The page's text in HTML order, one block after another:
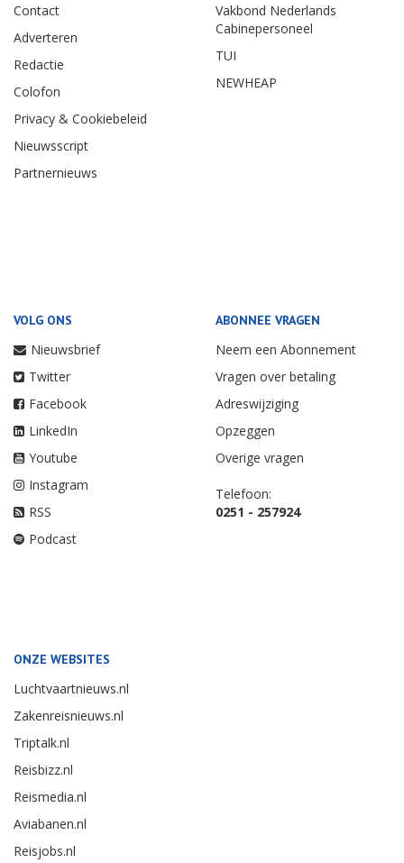
Contact
Adverteren
Redactie
Colofon
Privacy & Cookiebeleid
Nieuwsscript
Partnernieuws
Vakbond Nederlands
Cabinepersoneel
TUI
NEWHEAP
VOLG ONS
Nieuwsbrief
Twitter
Facebook
LinkedIn
Youtube
Instagram
RSS
Podcast
ABONNEE VRAGEN
Neem een Abonnement
Vragen over betaling
Adreswijziging
Opzeggen
Overige vragen
Telefoon:
0251 - 257924
ONZE WEBSITES
Luchtvaartnieuws.nl
Zakenreisnieuws.nl
Triptalk.nl
Reisbizz.nl
Reismedia.nl
Aviabanen.nl
Reisjobs.nl